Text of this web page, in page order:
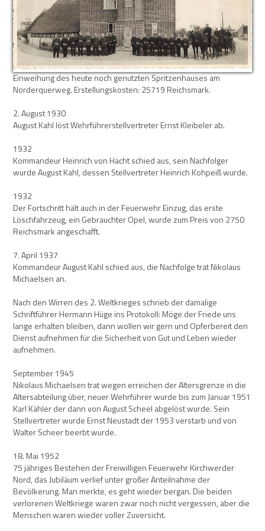
Einweihung des heute noch genutzten Spritzenhauses am
Norderquerweg. Erstellungskosten: 25719 Reichsmark.
2. August 1930
August Kahl löst Wehrführerstellvertreter Ernst Kleibeler ab.
1932
Kommandeur Heinrich von Hacht schied aus, sein Nachfolger
wurde August Kahl, dessen Stellvertreter Heinrich Kohpeiß wurde.
1932
Der Fortschritt hält auch in der Feuerwehr Einzug, das erste
Löschfahrzeug, ein Gebrauchter Opel, wurde zum Preis von 2750
Reichsmark angeschafft.
7. April 1937
Kommandeur August Kahl schied aus, die Nachfolge trat Nikolaus
Michaelsen an.
Nach den Wirren des 2. Weltkrieges schrieb der damalige
Schriftführer Hermann Hüge ins Protokoll: Möge der Friede uns
lange erhalten bleiben, dann wollen wir gern und Opferbereit den
Dienst aufnehmen für die Sicherheit von Gut und Leben wieder
aufnehmen.
September 1945
Nikolaus Michaelsen trat wegen erreichen der Altersgrenze in die
Altersabteilung über, neuer Wehrführer wurde bis zum Januar 1951
Karl Kähler der dann von August Scheel abgelöst wurde. Sein
Stellvertreter wurde Ernst Neustadt der 1953 verstarb und von
Walter Scheer beerbt wurde.
18. Mai 1952
75 jähriges Bestehen der Freiwilligen Feuerwehr Kirchwerder
Nord, das Jubiläum verlief unter großer Anteilnahme der
Bevölkerung. Man merkte, es geht wieder bergan. Die beiden
verlorenen Weltkriege waren zwar noch nicht vergessen, aber die
Menschen waren wieder voller Zuversicht.